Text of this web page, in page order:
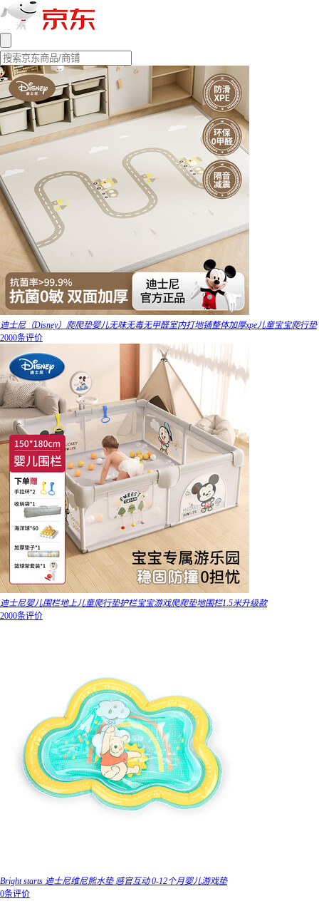
迪士尼（Disney）爬爬垫婴儿无味无毒无甲醛室内打地铺整体加厚xpe儿童宝宝爬行垫
2000条评价
迪士尼婴儿围栏地上儿童爬行垫护栏宝宝游戏爬爬垫地围栏1.5米升级款
2000条评价
Bright starts 迪士尼维尼熊水垫 感官互动 0-12个月婴儿游戏垫
0条评价